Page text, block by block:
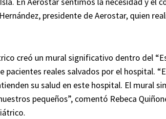
presidente de Aerostar, quien
creó un mural significativo dentro del
pacientes reales salvados por el hospital.
su salud en este hospital. El mural
pequeños”, comentó Rebeca